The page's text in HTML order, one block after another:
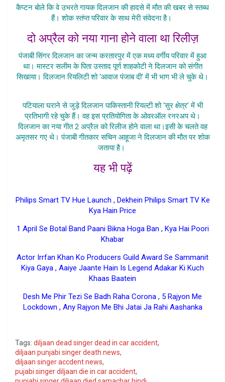
कैप्टन बोले कि वे उभरते गायक दिलजान की हादसे में मौत की खबर से स्तब्ध
हैं। शोक स्तंप्त परिवार के साथ मेरी संवेदना है।
दो अप्रैल को नया गाना होने वाला था रिलीज़
पंजाबी सिंगर दिलजान का जन्म करतारपुर में एक मध्य वर्गीय परिवार में हुआ
था। मास्टर सलीम के पिता उस्ताद पूर्ण शाहकोटी ने दिलजान को संगीत
सिखाया। दिलजान रियलिटी शो ‘आवाज पंजाब दी’ में भी भाग भी ले चुके थे।
पटियाला घराने से जुड़े दिलजान पाकिस्तानी रियल्टी शो ‘सुर क्षेत्र’ में भी
प्रतिभागी रहे चुके हैं। वह इस प्रतियोगिता के ओवरऑल रनरअप थे।
दिलजान का नया गीत 2 अप्रैल को रिलीज होने वाला था।इसी के चलते वह
अमृतसर गए थे। पंजाबी गीतकार सचिन आहूजा ने दिलजान की मौत पर शोक
जताया है।
यह भी पढ़ें
Philips Smart TV Hue Launch , Dekhein Philips Smart TV Ke
Kya Hain Price
1 April Se Botal Band Paani Bikna Hoga Ban , Kya Hai Poori
Khabar
Actor Irrfan Khan Ko Producers Guild Award Se Sammanit
Kiya Gaya , Aaiye Jaante Hain Is Legend Adakar Ki Kuch
Khaas Baatein
Desh Me Phir Tezi Se Badh Raha Corona , 5 Rajyon Me
Lockdown , Any Rajyon Me Bhi Jatai Ja Rahi Aashanka
Tags: diljaan dead singer dead in car accident,
diljaan punjabi singer death news,
diljaan singer accdent news,
pujabi singer diljaan die in car accident,